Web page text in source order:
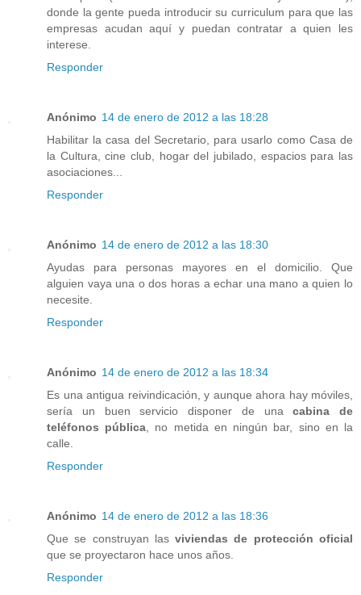
donde la gente pueda introducir su curriculum para que las
empresas acudan aquí y puedan contratar a quien les
interese.
Responder
Anónimo 14 de enero de 2012 a las 18:28
Habilitar la casa del Secretario, para usarlo como Casa de
la Cultura, cine club, hogar del jubilado, espacios para las
asociaciones...
Responder
Anónimo 14 de enero de 2012 a las 18:30
Ayudas para personas mayores en el domicilio. Que
alguien vaya una o dos horas a echar una mano a quien lo
necesite.
Responder
Anónimo 14 de enero de 2012 a las 18:34
Es una antigua reivindicación, y aunque ahora hay móviles,
sería un buen servicio disponer de unacabina de
teléfonos pública , no metida en ningún bar, sino en la
calle.
Responder
Anónimo 14 de enero de 2012 a las 18:36
Que se construyan lasviviendas de protección oficial
que se proyectaron hace unos años.
Responder